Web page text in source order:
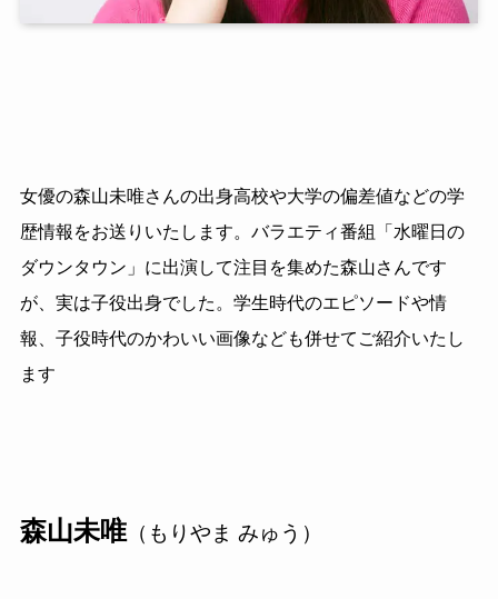
女優の森山未唯さんの出身高校や大学の偏差値などの学
歴情報をお送りいたします。バラエティ番組「水曜日の
ダウンタウン」に出演して注目を集めた森山さんです
が、実は子役出身でした。学生時代のエピソードや情
報、子役時代のかわいい画像なども併せてご紹介いたし
ます
森山未唯（もりやま みゅう）